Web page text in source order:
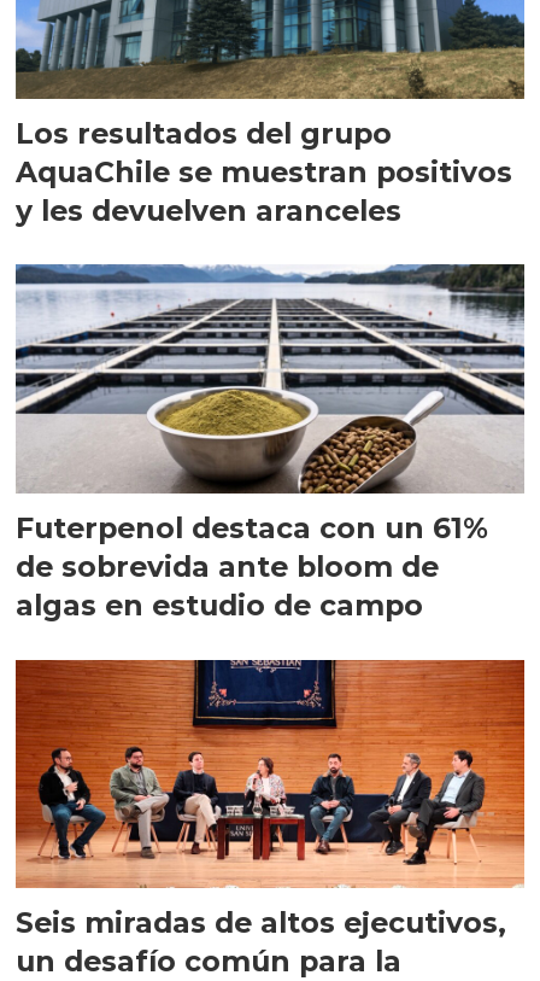
Los resultados del grupo
AquaChile se muestran positivos
y les devuelven aranceles
Futerpenol destaca con un 61%
de sobrevida ante bloom de
algas en estudio de campo
Seis miradas de altos ejecutivos,
un desafío común para la